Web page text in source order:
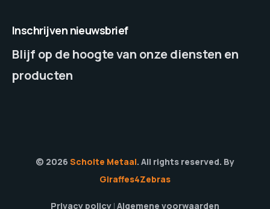
Inschrijven nieuwsbrief
Blijf op de hoogte van onze diensten en
producten
© 2026 Scholte Metaal. All rights reserved. By
Giraffes4Zebras
Privacy policy Algemene voorwaarden